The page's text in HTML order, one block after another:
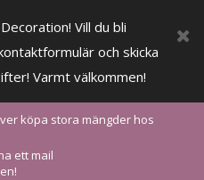
Vill du bli
och skicka
Varmt välkommen!
köpa stora mängder hos
ett mail